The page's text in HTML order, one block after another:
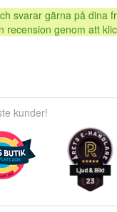
svarar gärna på dina
recension genom att
kunder!